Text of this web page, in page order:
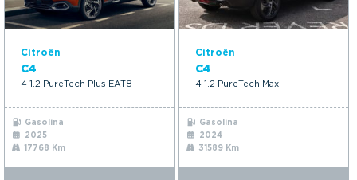
Citroën
C4
4 1.2 PureTech Plus EAT8
Gasolina
2025
17768 Km
Citroën
C4
4 1.2 PureTech Max
Gasolina
2024
31589 Km